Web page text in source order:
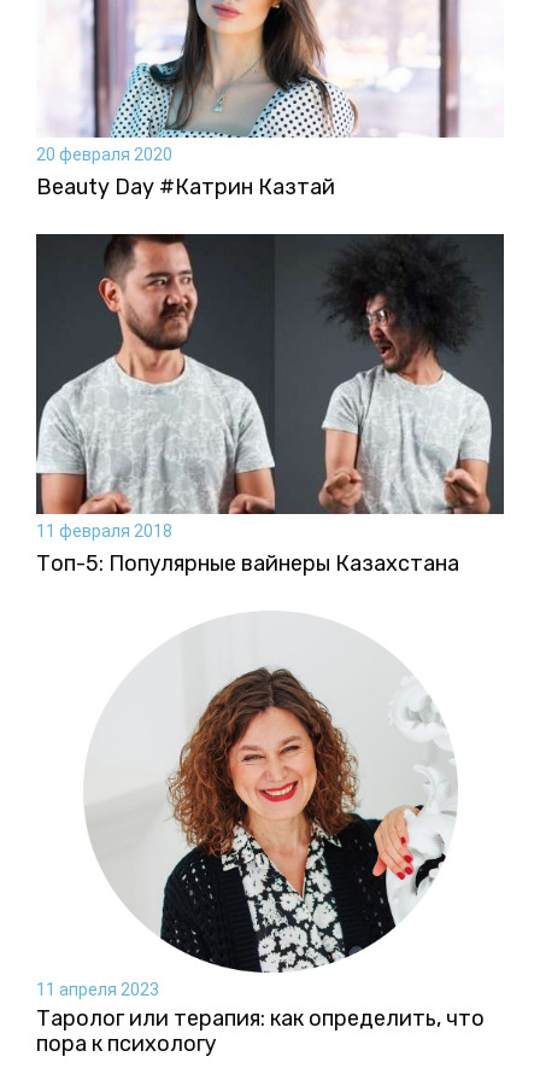
20 февраля 2020
Beauty Day #Катрин Казтай
11 февраля 2018
Топ-5: Популярные вайнеры Казахстана
11 апреля 2023
Таролог или терапия: как определить, что
пора к психологу